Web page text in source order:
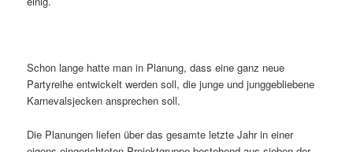
Schon lange hatte man in Planung, dass eine ganz neue
Partyreihe entwickelt werden soll, die junge und junggebliebene
Karnevalsjecken ansprechen soll.
Die Planungen liefen über das gesamte letzte Jahr in einer